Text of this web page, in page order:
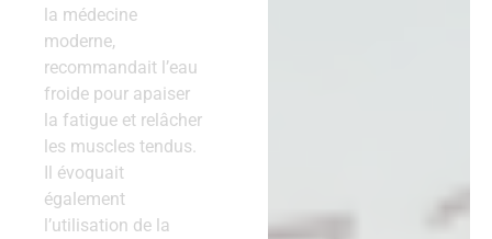
la médecine
moderne,
recommandait l’eau
froide pour apaiser
la fatigue et relâcher
les muscles tendus.
Il évoquait
également
l’utilisation de la